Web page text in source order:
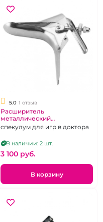
5.0 1 отзыв
Расширитель
металлический
вагинальный не длинный
спекулум для игр в доктора
В наличии: 2 шт.
3 100 pуб.
В корзину